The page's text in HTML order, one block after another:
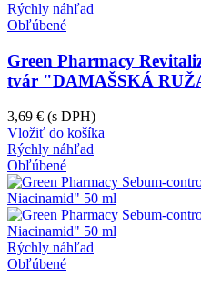
Rýchly náhľad
Obľúbené
Green Pharmacy
tvár "DAMAŠSKÁ
3,69 € (s DPH)
Vložiť do košíka
Rýchly náhľad
Obľúbené
Rýchly náhľad
Obľúbené